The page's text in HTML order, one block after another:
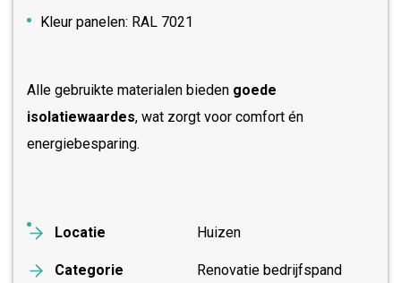
Kleur panelen: RAL 7021
Alle gebruikte materialen bieden goede
isolatiewaardes, wat zorgt voor comfort én
energiebesparing.
Locatie Huizen
Categorie Renovatie bedrijfspand